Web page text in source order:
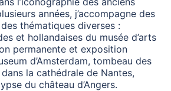
années, j’accompagne des
thématiques diverses :
et hollandaises du musée d’arts
permanente et exposition
d’Amsterdam, tombeau des
la cathédrale de Nantes,
du château d’Angers.